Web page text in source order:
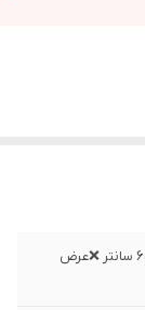
قد:۸۰ سانتر ❌عرض سینه:۶۵ سانتر ❌عرض